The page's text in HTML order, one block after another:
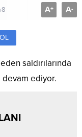
8 A+ A-
saldırılarında
devam ediyor.